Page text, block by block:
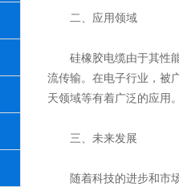
二、应用领域
硅橡胶电缆由于其性能
流传输。在电子行业，被
天领域等有着广泛的应用
三、未来发展
随着科技的进步和市场